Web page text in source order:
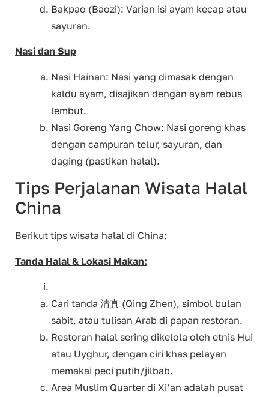
Bakpao (Baozi): Varian isi ayam kecap atau
sayuran.
Nasi dan Sup
Nasi Hainan: Nasi yang dimasak dengan
kaldu ayam, disajikan dengan ayam rebus
lembut.
Nasi Goreng Yang Chow: Nasi goreng khas
dengan campuran telur, sayuran, dan
daging (pastikan halal).
Tips Perjalanan Wisata Halal
China
Berikut tips wisata halal di China:
Tanda Halal & Lokasi Makan:
Cari tanda 清真 (Qing Zhen), simbol bulan
sabit, atau tulisan Arab di papan restoran.
Restoran halal sering dikelola oleh etnis Hui
atau Uyghur, dengan ciri khas pelayan
memakai peci putih/jilbab.
Area Muslim Quarter di Xi’an adalah pusat